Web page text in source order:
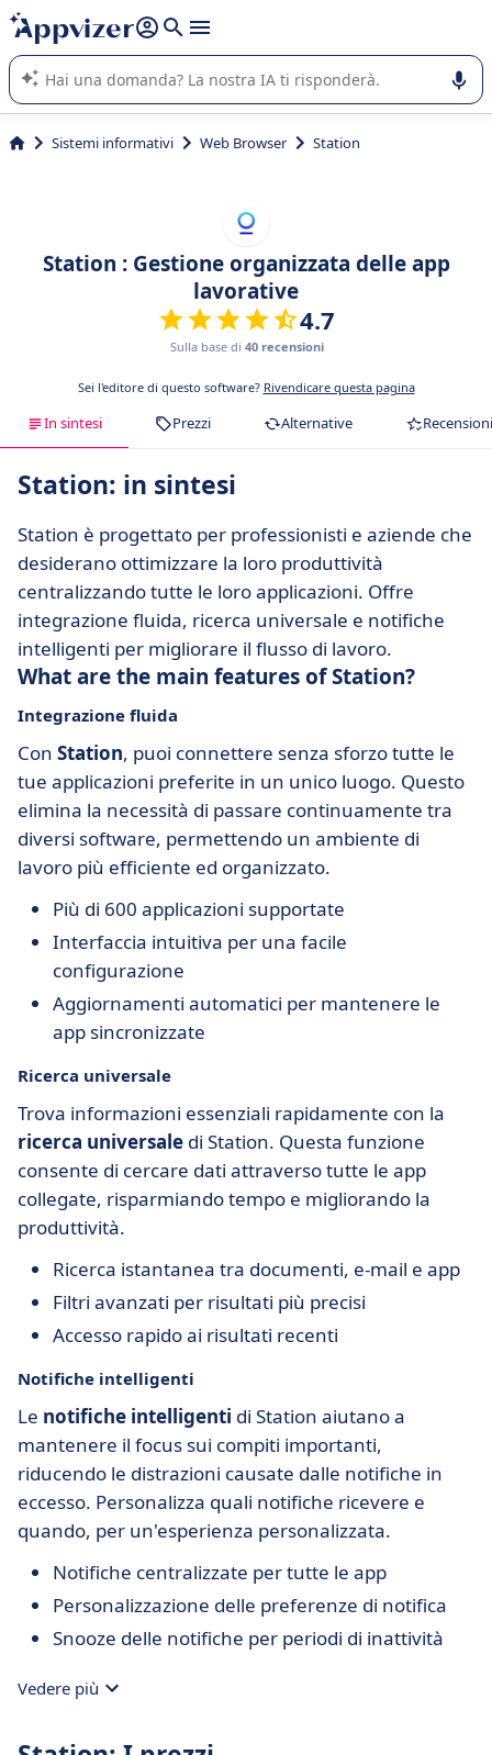
righe con
shift + enter
L'IA di Appvizer vi guida nell'utilizzo o nella scelta di un
software SaaS per la vostra azienda.
Sistemi informativi Web Browser Station
Station : Gestione organizzata delle app
lavorative
4.7
Sulla base di 40 recensioni
Sei l'editore di questo software? Rivendicare questa pagina
In sintesi Prezzi Alternative Recensioni
Station: in sintesi
Station è progettato per professionisti e aziende che
desiderano ottimizzare la loro produttività
centralizzando tutte le loro applicazioni. Offre
integrazione fluida, ricerca universale e notifiche
intelligenti per migliorare il flusso di lavoro.
What are the main features of Station?
Integrazione fluida
Con Station, puoi connettere senza sforzo tutte le
tue applicazioni preferite in un unico luogo. Questo
elimina la necessità di passare continuamente tra
diversi software, permettendo un ambiente di
lavoro più efficiente ed organizzato.
Più di 600 applicazioni supportate
Interfaccia intuitiva per una facile
configurazione
Aggiornamenti automatici per mantenere le
app sincronizzate
Ricerca universale
Trova informazioni essenziali rapidamente con la
ricerca universale di Station. Questa funzione
consente di cercare dati attraverso tutte le app
collegate, risparmiando tempo e migliorando la
produttività.
Ricerca istantanea tra documenti, e-mail e app
Filtri avanzati per risultati più precisi
Accesso rapido ai risultati recenti
Notifiche intelligenti
Le notifiche intelligenti di Station aiutano a
mantenere il focus sui compiti importanti,
riducendo le distrazioni causate dalle notifiche in
eccesso. Personalizza quali notifiche ricevere e
quando, per un'esperienza personalizzata.
Notifiche centralizzate per tutte le app
Personalizzazione delle preferenze di notifica
Snooze delle notifiche per periodi di inattività
Vedere più